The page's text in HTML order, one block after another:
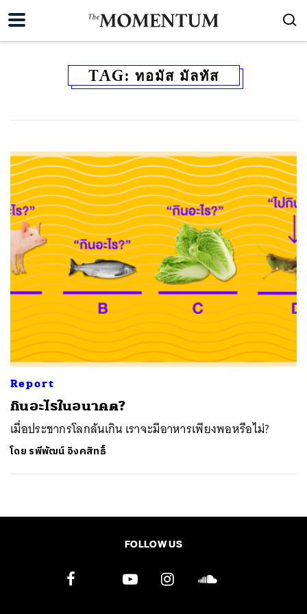
TAG: ทอมัส มัลทัส
Report
กินอะไรในอนาคต?
เมื่อประชากรโลกล้นเกิน เราจะมีอาหารเพียงพอหรือไม่?
โดย รพีพัฒน์ อิงคสิทธิ์
FOLLOW US
ค้นหา
SHARE TWEET LINE EMAIL